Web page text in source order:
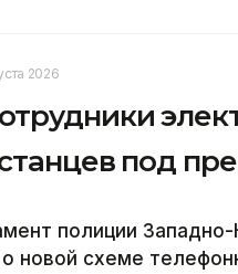
2026
под
полиции
о новой схеме